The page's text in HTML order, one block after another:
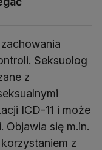
Seksuolog
z
ICD-11 i może
się m.in.
z